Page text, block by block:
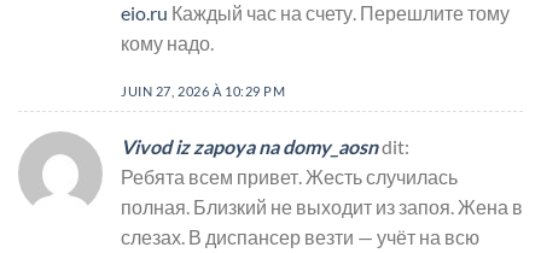
eio.ru Каждый час на счету. Перешлите тому
кому надо.
JUIN 27, 2026 À 10:29 PM
Vivod iz zapoya na domy_aosndit:
Ребята всем привет. Жесть случилась
полная. Близкий не выходит из запоя. Жена в
слезах. В диспансер везти — учёт на всю